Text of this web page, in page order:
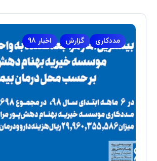
اخبار 98 گزارش مددکاری